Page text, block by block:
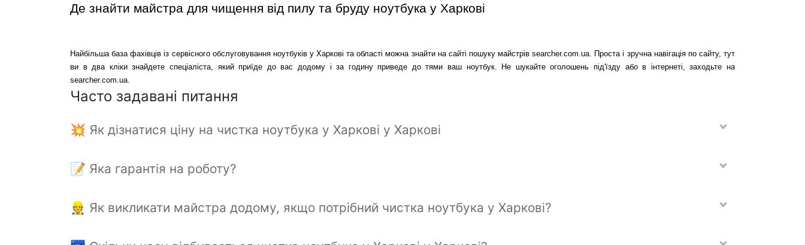
Де знайти майстра для чищення від пилу та бруду ноутбука у Харкові
Найбільша база фахівців із сервісного обслуговування ноутбуків у Харкові та області можна знайти на сайті пошуку майстрів searcher.com.ua. Проста і зручна навігація по сайту, тут
ви в два кліки знайдете спеціаліста, який приїде до вас додому і за годину приведе до тями ваш ноутбук. Не шукайте оголошень під'їзду або в інтернеті, заходьте на
searcher.com.ua.
Часто задавані питання
💥 Як дізнатися ціну на чистка ноутбука у Харкові у Харкові
📝 Яка гарантія на роботу?
👷 Як викликати майстра додому, якщо потрібний чистка ноутбука у Харкові?